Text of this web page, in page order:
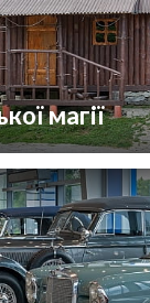
магії